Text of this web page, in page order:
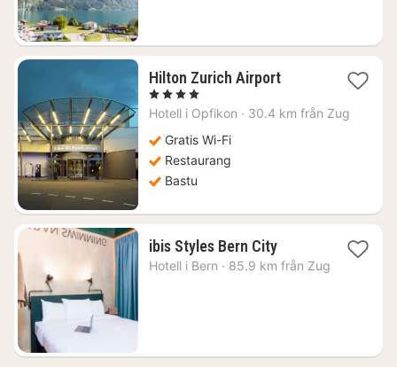
Hilton Zurich Airport1
från
, 4 Stjärnor
Hotell i Opfikon · 30.4 km från Zug
Gratis Wi-Fi
Restaurang
Bastu
ibis Styles Bern City1
natt
Hotell i Bern · 85.9 km från Zug